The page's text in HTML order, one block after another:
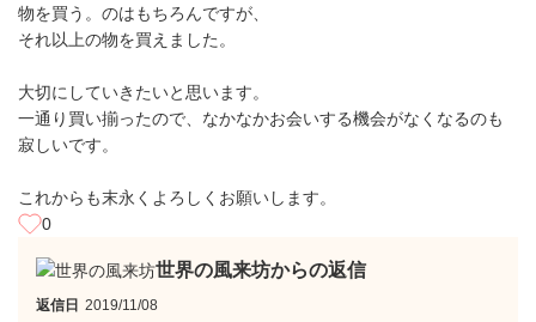
物を買う。のはもちろんですが、
それ以上の物を買えました。
大切にしていきたいと思います。
一通り買い揃ったので、なかなかお会いする機会がなくなるのも
寂しいです。
これからも末永くよろしくお願いします。
0
世界の風来坊からの返信
返信日 2019/11/08